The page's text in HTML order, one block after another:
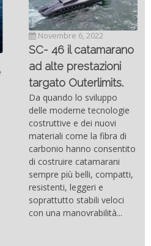
Novembre 6, 2022
SC- 46 il catamarano
ad alte prestazioni
targato Outerlimits.
Da quando lo sviluppo
delle moderne tecnologie
costruttive e dei nuovi
materiali come la fibra di
carbonio hanno consentito
di costruire catamarani
sempre più belli, compatti,
resistenti, leggeri e
soprattutto stabili veloci
con una manovrabilità...